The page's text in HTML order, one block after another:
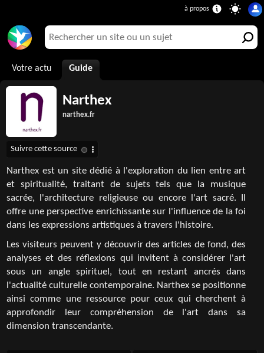
Votre actu Guide
Narthex
narthex.fr
Narthex est un site dédié à l'exploration du lien entre art
et spiritualité, traitant de sujets tels que la musique
sacrée, l'architecture religieuse ou encore l'art sacré. Il
offre une perspective enrichissante sur l'influence de la foi
dans les expressions artistiques à travers l'histoire.
Les visiteurs peuvent y découvrir des articles de fond, des
analyses et des réflexions qui invitent à considérer l'art
sous un angle spirituel, tout en restant ancrés dans
l'actualité culturelle contemporaine. Narthex se positionne
ainsi comme une ressource pour ceux qui cherchent à
approfondir leur compréhension de l'art dans sa
dimension transcendante.